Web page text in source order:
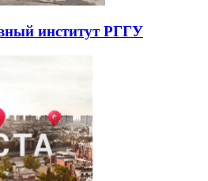
институт РГГУ